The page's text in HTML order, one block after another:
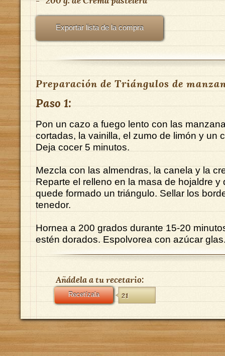
Exportar lista de la compra
Preparación de Triángulos de
Paso 1:
Pon un cazo a fuego lento con las
cortadas, la vainilla, el zumo de limón y un
Deja cocer 5 minutos.
Mezcla con las almendras, la canela y la
Reparte el relleno en la masa de hojaldre y
quede formado un triángulo. Sellar los
tenedor.
Hornea a 200 grados durante 15-20
estén dorados. Espolvorea con azúcar
Añádela a tu recetario:
Recetízala 21